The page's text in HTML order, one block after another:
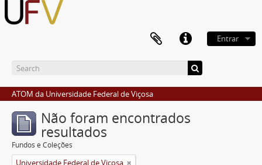
Entrar
ATOM da Universidade Federal de Viçosa
Não foram encontrados
resultados
Fundos e Coleções
Universidade Federal de Viçosa